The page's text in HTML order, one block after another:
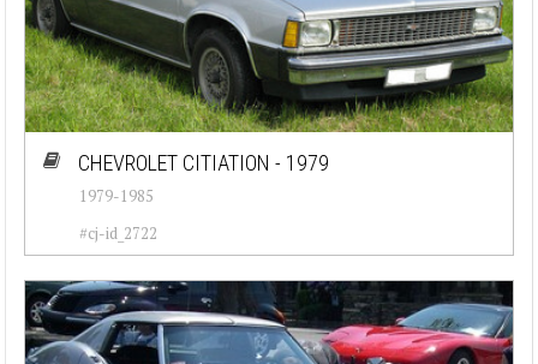
CHEVROLET CITIATION - 1979
1979-1985
#cj-id_2722